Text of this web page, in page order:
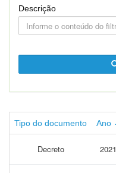
Descrição
Tipo do documento Ano
Decreto 2021